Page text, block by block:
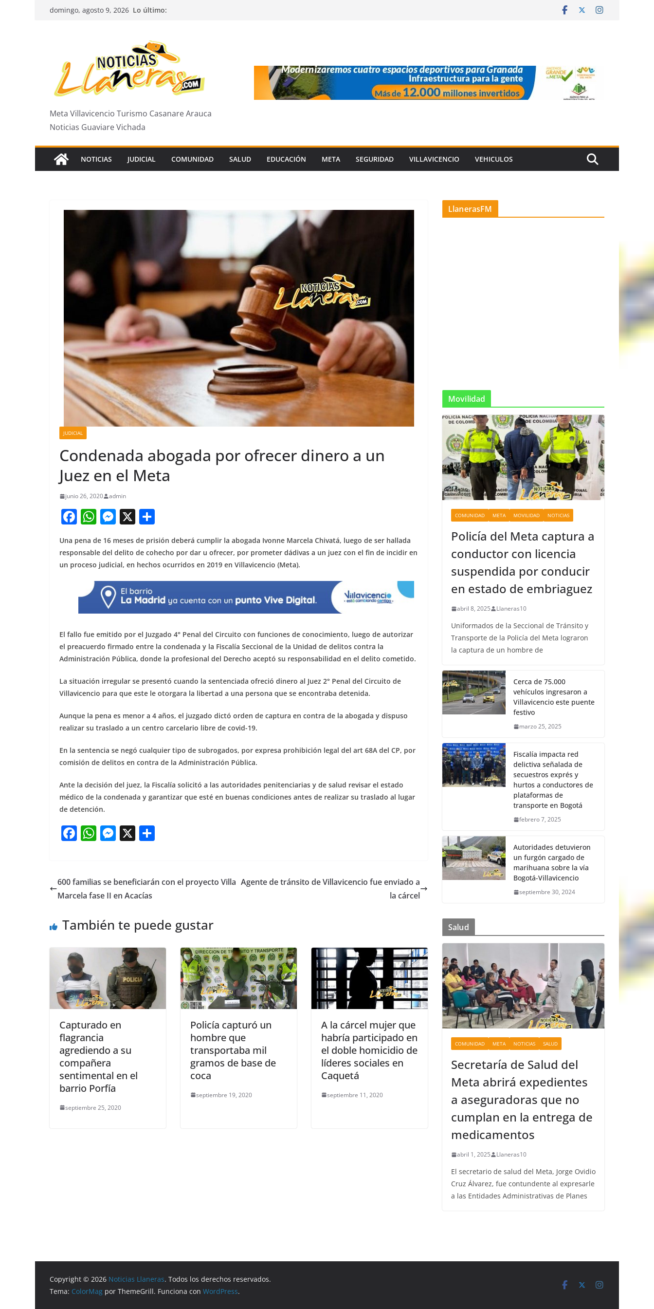
Saltardomingo, agosto 9, 2026 Lo último:
Meta Villavicencio Turismo Casanare Arauca
Noticias Guaviare Vichada
NOTICIAS JUDICIAL COMUNIDAD SALUD EDUCACIÓN META SEGURIDAD VILLAVICENCIO VEHICULOS
JUDICIAL
Condenada abogada por ofrecer dinero a un
Juez en el Meta
junio 26, 2020 admin
F
c
e
o
o
W
h
at
s
A
p
p
M
ss
e
n
g
er
X
h
ar
e
Una pena de 16 meses de prisión deberá cumplir la abogada Ivonne Marcela Chivatá, luego de ser hallada
responsable del delito de cohecho por dar u ofrecer, por prometer dádivas a un juez con el fin de incidir en
un proceso judicial, en hechos ocurridos en 2019 en Villavicencio (Meta).
El fallo fue emitido por el Juzgado 4° Penal del Circuito con funciones de conocimiento, luego de autorizar
el preacuerdo firmado entre la condenada y la Fiscalía Seccional de la Unidad de delitos contra la
Administración Pública, donde la profesional del Derecho aceptó su responsabilidad en el delito cometido.
La situación irregular se presentó cuando la sentenciada ofreció dinero al Juez 2° Penal del Circuito de
Villavicencio para que este le otorgara la libertad a una persona que se encontraba detenida.
Aunque la pena es menor a 4 años, el juzgado dictó orden de captura en contra de la abogada y dispuso
realizar su traslado a un centro carcelario libre de covid-19.
En la sentencia se negó cualquier tipo de subrogados, por expresa prohibición legal del art 68A del CP, por
comisión de delitos en contra de la Administración Pública.
Ante la decisión del juez, la Fiscalía solicitó a las autoridades penitenciarias y de salud revisar el estado
médico de la condenada y garantizar que esté en buenas condiciones antes de realizar su traslado al lugar
de detención.
F
e
b
o
k
W
s
A
p
M
e
n
er
X
e
600 familias se beneficiarán con el proyecto Villa
Marcela fase II en Acacías
Agente de tránsito de Villavicencio fue enviado a
la cárcel
También te puede gustar
Capturado en
flagrancia
agrediendo a su
compañera
sentimental en el
barrio Porfía
septiembre 25, 2020
Policía capturó un
hombre que
transportaba mil
gramos de base de
coca
septiembre 19, 2020
A la cárcel mujer que
habría participado en
el doble homicidio de
líderes sociales en
Caquetá
septiembre 11, 2020
LlanerasFM
Movilidad
COMUNIDAD META MOVILIDAD NOTICIAS
Policía del Meta captura a
conductor con licencia
suspendida por conducir
en estado de embriaguez
abril 8, 2025 Llaneras10
Uniformados de la Seccional de Tránsito y
Transporte de la Policía del Meta lograron
la captura de un hombre de
Cerca de 75.000
vehículos ingresaron a
Villavicencio este puente
festivo
marzo 25, 2025
Fiscalía impacta red
delictiva señalada de
secuestros exprés y
hurtos a conductores de
plataformas de
transporte en Bogotá
febrero 7, 2025
Autoridades detuvieron
un furgón cargado de
marihuana sobre la vía
Bogotá-Villavicencio
septiembre 30, 2024
Salud
COMUNIDAD META NOTICIAS SALUD
Secretaría de Salud del
Meta abrirá expedientes
a aseguradoras que no
cumplan en la entrega de
medicamentos
abril 1, 2025 Llaneras10
El secretario de salud del Meta, Jorge Ovidio
Cruz Álvarez, fue contundente al expresarle
a las Entidades Administrativas de Planes
Copyright © 2026 Noticias Llaneras. Todos los derechos reservados.
Tema: ColorMag por ThemeGrill. Funciona con WordPress.